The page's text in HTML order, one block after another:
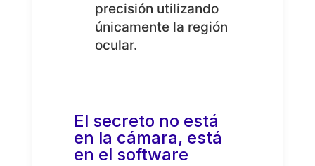
precisión utilizando
únicamente la región
ocular.
El secreto no está
en la cámara, está
en el software